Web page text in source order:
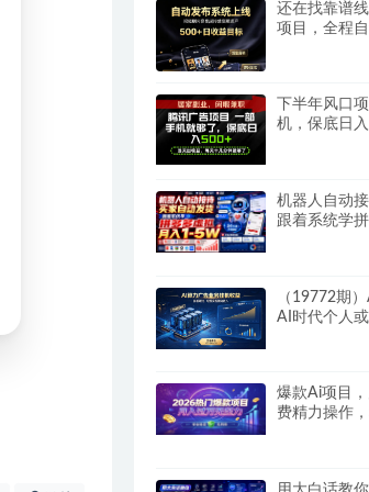
还在找靠谱
项目，全程
下半年风口
机，保底日
机器人自动
跟着系统学
（19772期
AI时代个人
爆款Ai项目
费精力操作